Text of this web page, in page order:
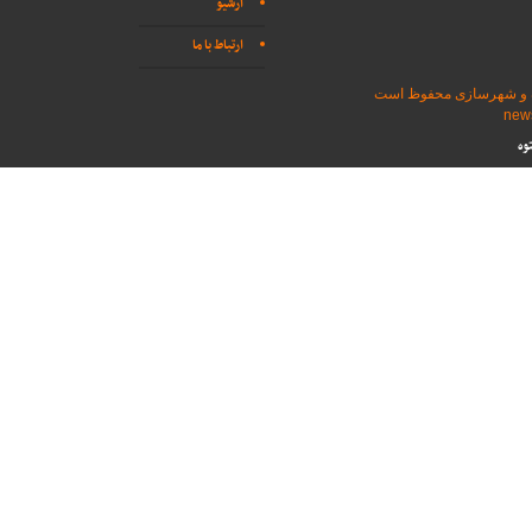
ارتباط با ما
و شهرسازی محفوظ است